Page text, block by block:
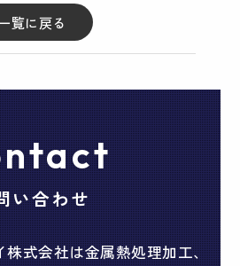
覧に戻る
い合わせ
株式会社は金属熱処理加工、